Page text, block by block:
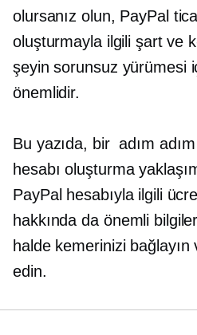
olursanız olun, PayPal
oluşturmayla ilgili şart ve
şeyin sorunsuz yürümesi
önemlidir.
Bu yazıda, biradım adım
hesabı oluşturma
PayPal hesabıyla ilgili
hakkında da önemli
halde kemerinizi
edin.